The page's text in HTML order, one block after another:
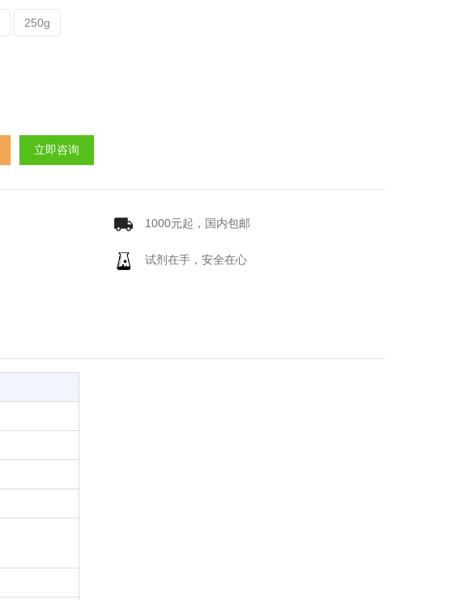
250g
立即咨询
1000元起，国内包邮
试剂在手，安全在心